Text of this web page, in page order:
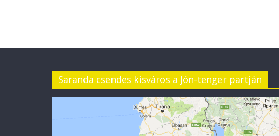
Saranda csendes kisváros a Jón-tenger partján